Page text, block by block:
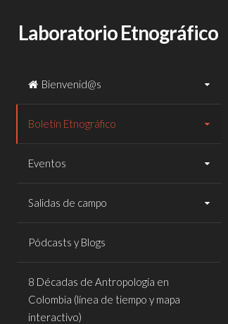
Laboratorio Etnográfico
Bienvenid@s
Boletín Etnográfico
Eventos
Salidas de campo
Pódcasts y Blogs
8 Décadas de Antropología en
Colombia (línea de tiempo y mapa
interactivo)